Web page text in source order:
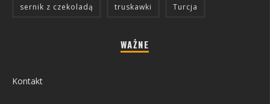
sernik z czekoladą truskawki Turcja
WAŻNE
Kontakt